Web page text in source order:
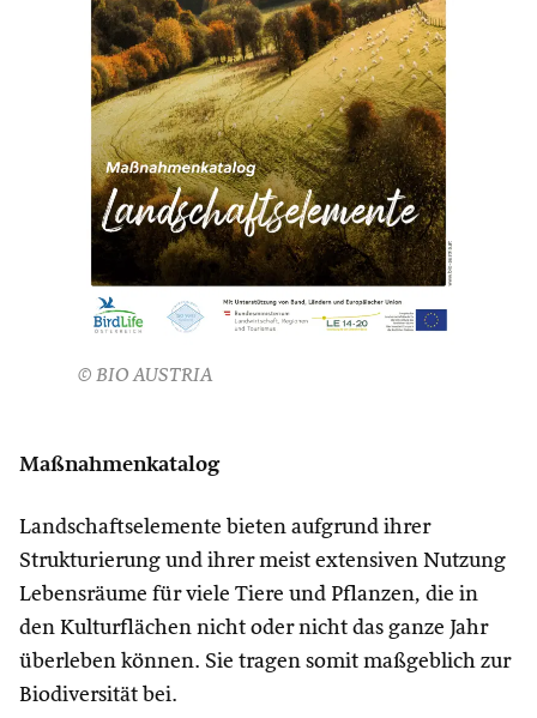
© BIO AUSTRIA
Maßnahmenkatalog
Landschaftselemente bieten aufgrund ihrer
Strukturierung und ihrer meist extensiven Nutzung
Lebensräume für viele Tiere und Pflanzen, die in
den Kulturflächen nicht oder nicht das ganze Jahr
überleben können. Sie tragen somit maßgeblich zur
Biodiversität bei.